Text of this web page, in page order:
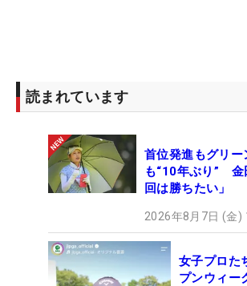
愛娘・咲凛（えみり）ちゃんを抱きながら合格を喜
福田文平）
3位 JLPGA最終プロテストの
3位もJLPGAプロテストから高木優
読まれています
首位発進もグリー
も“10年ぶり” 金
回は勝ちたい」
2026年8月7日 (金)
女子プロた
プンウィ